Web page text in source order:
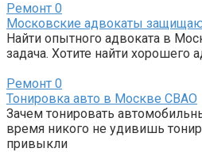
Ремонт 0
Московские адвокаты
Найти опытного адвоката в
задача. Хотите найти хорошего
Ремонт 0
Тонировка авто в Москве СВАО
Зачем тонировать
время никого не удивишь
привыкли